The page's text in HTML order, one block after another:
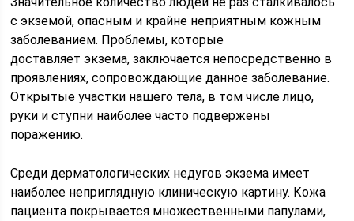
с экземой, опасным и крайне неприятным кожным
заболеванием. Проблемы, которые
доставляет экзема, заключается непосредственно в
проявлениях, сопровождающие данное заболевание.
Открытые участки нашего тела, в том числе лицо,
руки и ступни наиболее часто подвержены
поражению.
Среди дерматологических недугов экзема имеет
наиболее неприглядную клиническую картину. Кожа
пациента покрывается множественными папулами,